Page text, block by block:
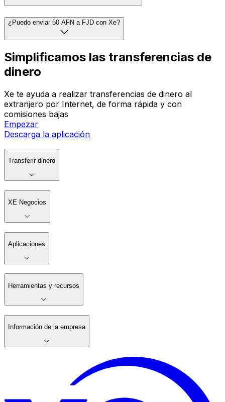
¿Puedo enviar 50 AFN a FJD con Xe?
Simplificamos las transferencias de
dinero
Xe te ayuda a realizar transferencias de dinero al
extranjero por Internet, de forma rápida y con
comisiones bajas
Empezar
Descarga la aplicación
Transferir dinero
XE Negocios
Aplicaciones
Herramientas y recursos
Información de la empresa